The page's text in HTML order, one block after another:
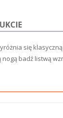
się
badź listwą